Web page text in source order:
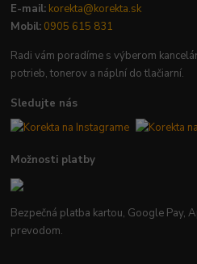
E-mail: korekta@korekta.sk
Mobil: 0905 615 831
Radi vám poradíme s výberom
potrieb, tonerov a náplní do tlačiarní.
Sledujte nás
Možnosti platby
Bezpečná platba kartou, Google Pay,
prevodom.